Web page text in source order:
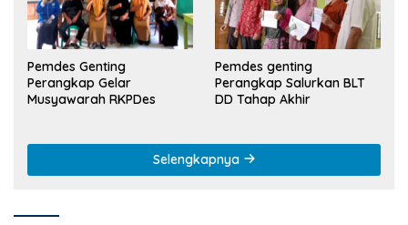
Pemdes Genting
Perangkap Gelar
Musyawarah RKPDes
Pemdes genting
Perangkap Salurkan BLT
DD Tahap Akhir
Selengkapnya